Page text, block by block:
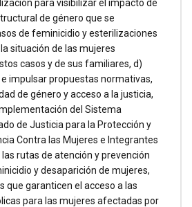
para visibilizar el impacto de
de género que se
de feminicidio y esterilizaciones
situación de las mujeres
casos y de sus familiares, d)
impulsar propuestas normativas,
de género y acceso a la justicia,
del Sistema
de Justicia para la Protección y
Contra las Mujeres e Integrantes
las rutas de atención y prevención
y desaparición de mujeres,
que garanticen el acceso a las
para las mujeres afectadas por